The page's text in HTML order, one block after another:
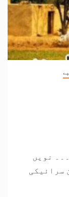
نویں
سرائیکی